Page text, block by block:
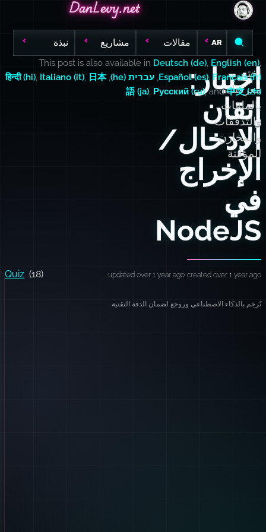
DanLevy.net
DanLevy.net
DanLevy.net
AR مقالات مشاريع نبذة
اختبار:
إتقان
الإدخال/
الإخراج
في
NodeJS
اختبر
معرفتك
بالملفات
والتدفقات
والمخازن
المؤقتة
This post is also available in Deutsch (de), English (en),
Español (es), Français (fr)
, עברית (he) ,
हिन्दी (hi), Italiano (it), 日本
語 (ja), Русский (ru), and中文 (zh)
.
created over 1 year ago
updated over 1 year ago
Quiz (18)
تُرجم بالذكاء الاصطناعي وروجع لضمان الدقة التقنية.